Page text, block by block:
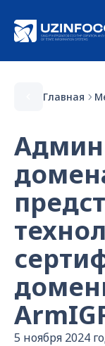
Главная
5 ноября 2024